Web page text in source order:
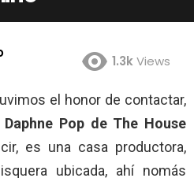
1.3kViews
el honor de contactar,
Daphne Pop de The House
es una casa productora,
ubicada, ahí nomás